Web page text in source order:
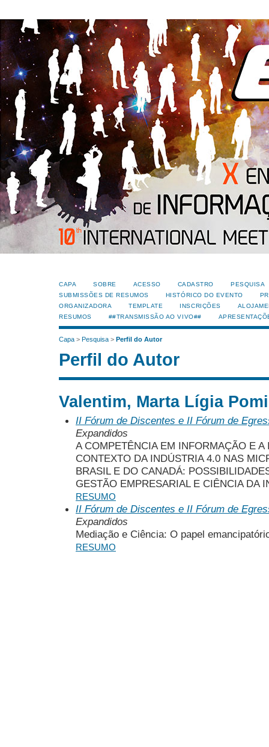
CAPA SOBRE ACESSO CADASTRO
PESQUISA
SUBMISSÕES DE RESUMOS
HISTÓRICO DO EVENTO
ORGANIZADORA
TEMPLATE INSCRIÇÕES
RESUMOS
##TRANSMISSÃO AO VIVO##
Capa > Pesquisa > Perfil do Autor
Perfil do Autor
Valentim, Marta Lígia
II Fórum de Discentes e II Fórum de
Expandidos
A COMPETÊNCIA EM INFORMAÇÃO E
CONTEXTO DA INDÚSTRIA 4.0 NAS
BRASIL E DO CANADÁ:
GESTÃO EMPRESARIAL E CIÊNCIA DA
RESUMO
II Fórum de Discentes e II Fórum de
Expandidos
Mediação e Ciência: O papel
RESUMO